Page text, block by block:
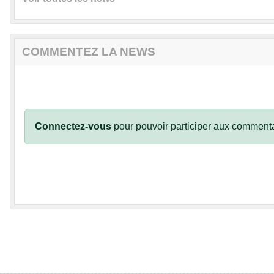
COMMENTEZ LA NEWS
Connectez-vous pour pouvoir participer aux